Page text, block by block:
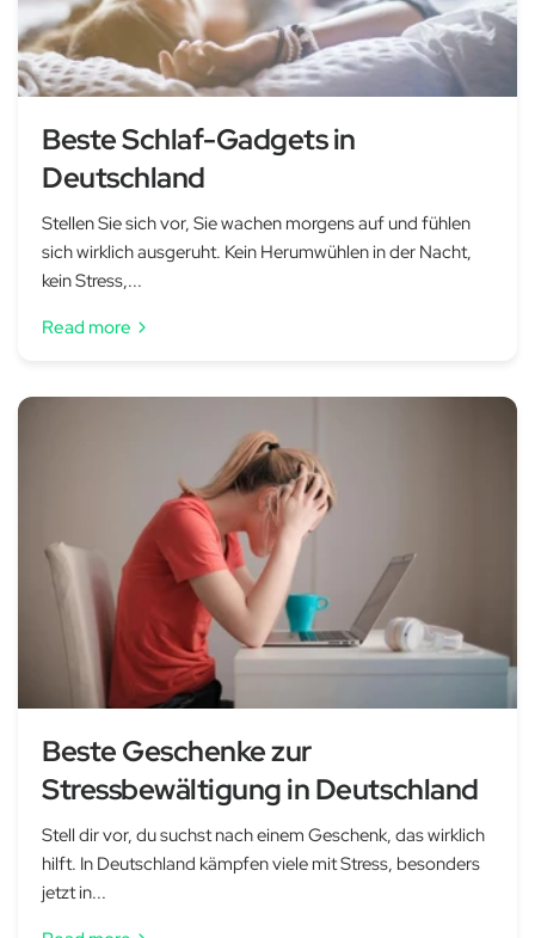
Beste Schlaf-Gadgets in
Deutschland
Stellen Sie sich vor, Sie wachen morgens auf und fühlen
sich wirklich ausgeruht. Kein Herumwühlen in der Nacht,
kein Stress,...
Read more
Beste Geschenke zur
Stressbewältigung in Deutschland
Stell dir vor, du suchst nach einem Geschenk, das wirklich
hilft. In Deutschland kämpfen viele mit Stress, besonders
jetzt in...